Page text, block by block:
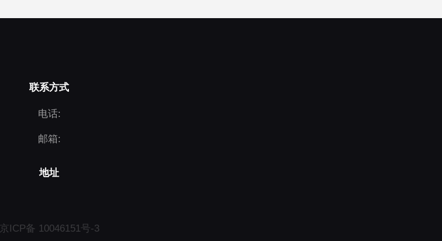
联系方式
电话:
邮箱:
地址
京ICP备 10046151号-3